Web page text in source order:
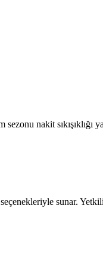
nakit sıkışıklığı
sunar. Yetkili